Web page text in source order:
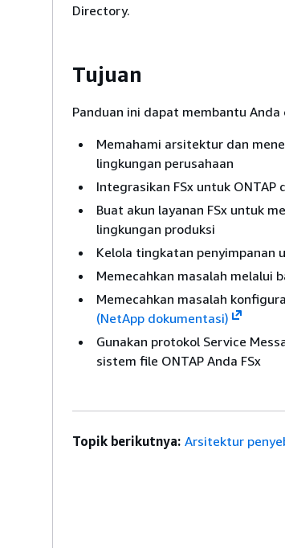
Directory.
Tujuan
Panduan ini dapat membantu
Memahami arsitektur dan
lingkungan perusahaan
Integrasikan FSx untuk
Buat akun layanan FSx untuk
lingkungan produksi
Kelola tingkatan penyimpanan
Memecahkan masalah melalui
Memecahkan masalah
(NetApp dokumentasi)
Gunakan protokol Service
sistem file ONTAP Anda FSx
Topik berikutnya: Arsitektur